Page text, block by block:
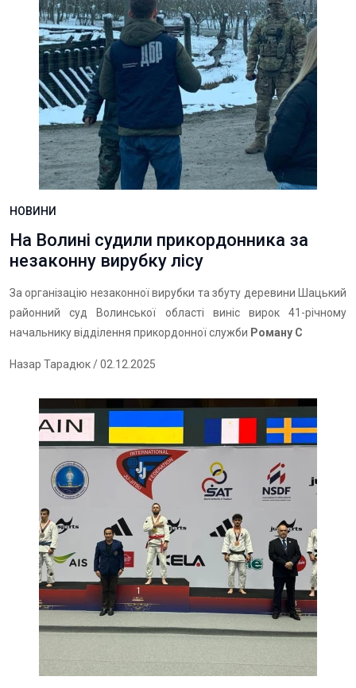
НОВИНИ
На Волині судили прикордонника за
незаконну вирубку лісу
За організацію незаконної вирубки та збуту деревини Шацький
районний суд Волинської області виніс вирок 41-річному
начальнику відділення прикордонної служби Роману С
Назар Тарадюк/ 02.12.2025